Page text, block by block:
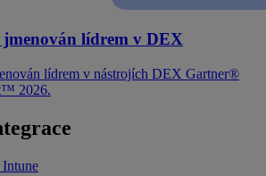
jmenován lídrem v DEX
lídrem v nástrojích DEX Gartner®
2026.